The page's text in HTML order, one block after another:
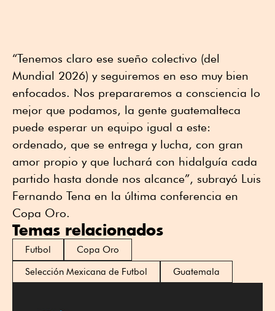
“Tenemos claro ese sueño colectivo (del
Mundial 2026) y seguiremos en eso muy bien
enfocados. Nos prepararemos a consciencia lo
mejor que podamos, la gente guatemalteca
puede esperar un equipo igual a este:
ordenado, que se entrega y lucha, con gran
amor propio y que luchará con hidalguía cada
partido hasta donde nos alcance”, subrayó Luis
Fernando Tena en la última conferencia en
Copa Oro.
Temas relacionados
Futbol
Copa Oro
Selección Mexicana de Futbol
Guatemala